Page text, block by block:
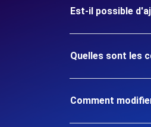
Est-il possible
Quelles sont les
Comment